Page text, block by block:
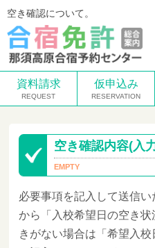
空き確認について。
資料請求 仮申込み
空き確認内容(入
必要事項を記入して送信
から「入校希望日の空き
きがない場合は「希望入